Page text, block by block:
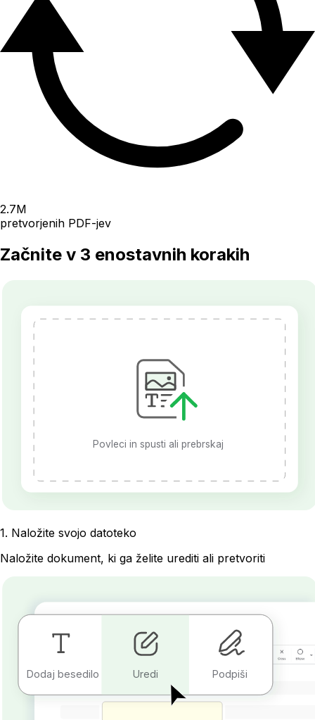
2.7M
pretvorjenih PDF-jev
Začnite v 3 enostavnih korakih
Povleci in spusti ali prebrskaj
1. Naložite svojo datoteko
Naložite dokument, ki ga želite urediti ali pretvoriti
Dodaj besedilo Uredi Podpiši